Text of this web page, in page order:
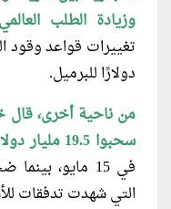
وزيادة الطلب
دولارًا للبرميل.
من ناحية أخرى، قال
سحبوا 19.5 مليار دولار من الأسهم في الأسبوع
التي شهدت تدفقات